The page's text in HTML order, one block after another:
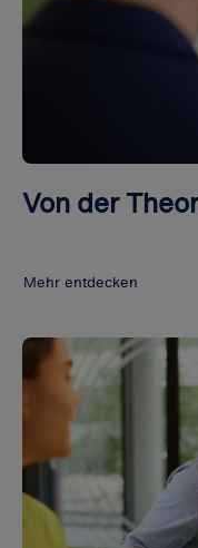
Von der
Mehr entdecken